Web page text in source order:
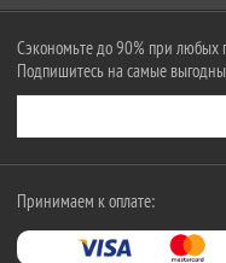
Сэкономьте до 90% при любых
Подпишитесь на самые
Принимаем к оплате: